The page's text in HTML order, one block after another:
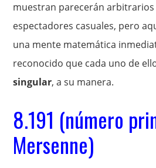
muestran parecerán arbitrarios
espectadores casuales, pero
una mente matemática
reconocido que cada uno de
singular, a su manera.
8.191 (número
Mersenne)